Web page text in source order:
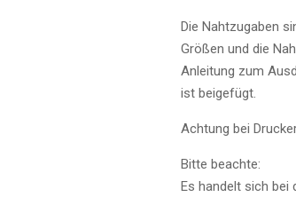
Die Nahtzugaben
Größen und die
Anleitung zum
ist beigefügt.
Achtung bei
Bitte beachte:
Es handelt sich bei